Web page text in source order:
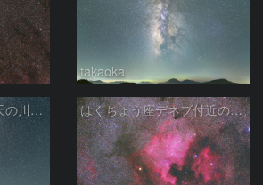
takaoka
渋峠で見た立ち昇る天の川銀河 はくちょう座デネブ付近の空域 260720